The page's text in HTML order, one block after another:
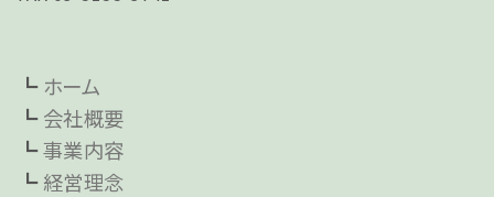
┗ ホーム
┗会社概要
┗事業内容
┗経営理念